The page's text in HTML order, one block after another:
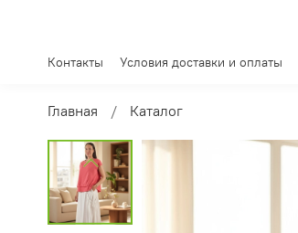
Контакты Условия доставки и оплаты
Главная Каталог